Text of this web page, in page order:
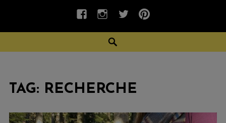
fb INSTAGRAM
twiterpinterest
TAG: RECHERCHE